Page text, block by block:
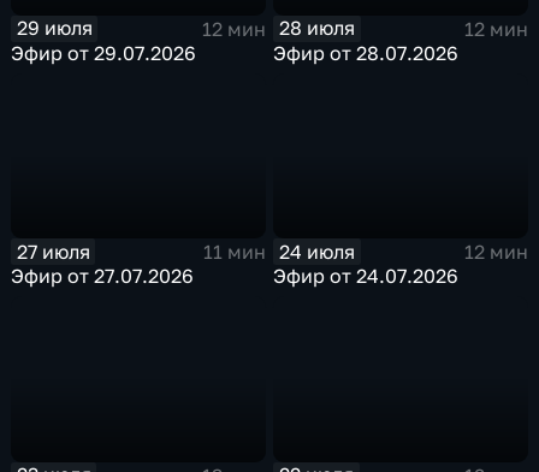
29 июля
12 мин
Эфир от 29.07.2026
28 июля
12 мин
Эфир от 28.07.2026
27 июля
11 мин
Эфир от 27.07.2026
24 июля
12 мин
Эфир от 24.07.2026